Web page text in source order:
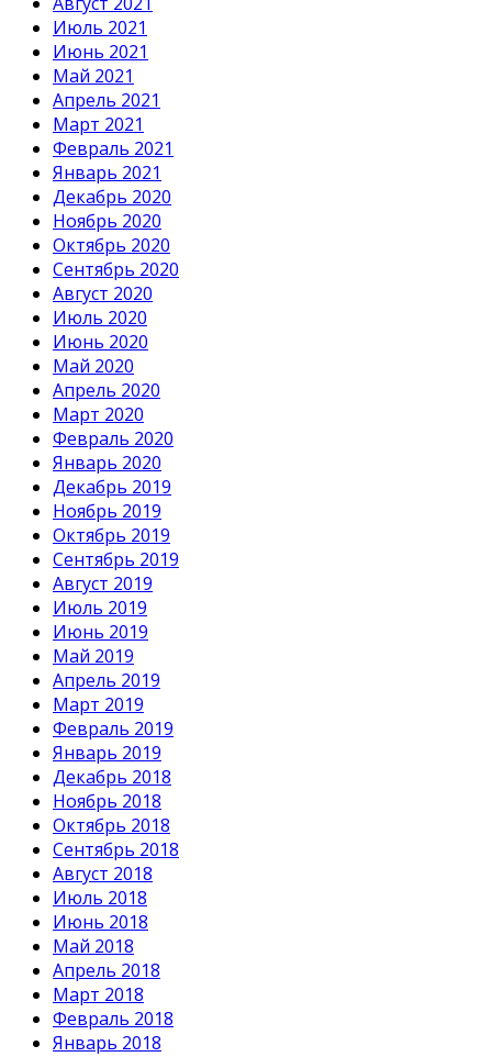
Июль 2021
Июнь 2021
Май 2021
Апрель 2021
Март 2021
Февраль 2021
Январь 2021
Декабрь 2020
Ноябрь 2020
Октябрь 2020
Сентябрь 2020
Август 2020
Июль 2020
Июнь 2020
Май 2020
Апрель 2020
Март 2020
Февраль 2020
Январь 2020
Декабрь 2019
Ноябрь 2019
Октябрь 2019
Сентябрь 2019
Август 2019
Июль 2019
Июнь 2019
Май 2019
Апрель 2019
Март 2019
Февраль 2019
Январь 2019
Декабрь 2018
Ноябрь 2018
Октябрь 2018
Сентябрь 2018
Август 2018
Июль 2018
Июнь 2018
Май 2018
Апрель 2018
Март 2018
Февраль 2018
Январь 2018